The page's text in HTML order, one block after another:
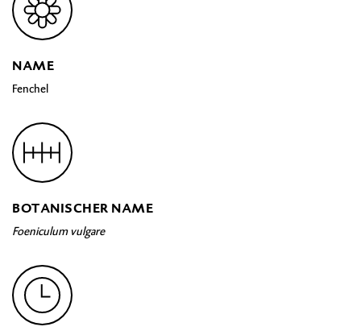
NAME
Fenchel
BOTANISCHER NAME
Foeniculum vulgare